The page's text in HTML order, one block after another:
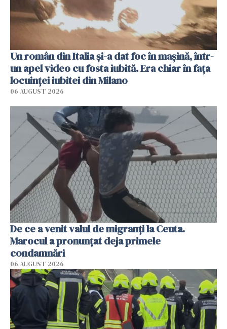
Un român din Italia și-a dat foc în mașină, într-
un apel video cu fosta iubită. Era chiar în fața
locuinței iubitei din Milano
06 AUGUST 2026
De ce a venit valul de migranți la Ceuta.
Marocul a pronunțat deja primele
condamnări
06 AUGUST 2026